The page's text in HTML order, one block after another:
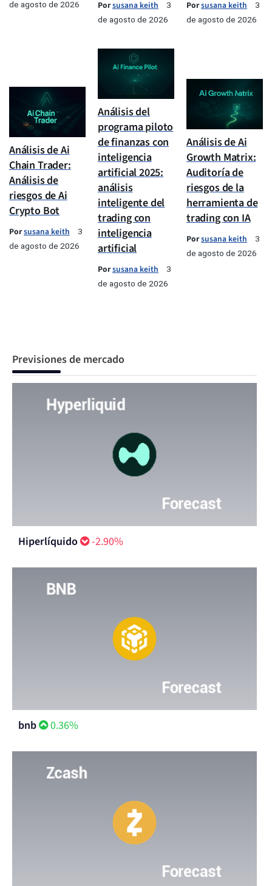
de agosto de 2026 Porsusana keith
3
de agosto de 2026
Porsusana keith
3
de agosto de 2026
Análisis de Ai
Chain Trader:
Análisis de
riesgos de Ai
Crypto Bot
Porsusana keith
3
de agosto de 2026
Análisis del
programa piloto
de finanzas con
inteligencia
artificial 2025:
análisis
inteligente del
trading con
inteligencia
artificial
Porsusana keith
3
de agosto de 2026
Análisis de Ai
Growth Matrix:
Auditoría de
riesgos de la
herramienta de
trading con IA
Porsusana keith
3
de agosto de 2026
Previsiones de mercado
Hiperlíquido -2.90%
bnb 0.36%